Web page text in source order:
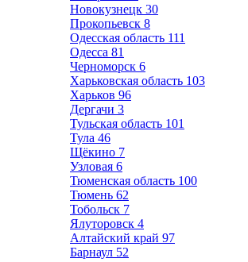
Новокузнецк 30
Прокопьевск 8
Одесская область 111
Одесса 81
Черноморск 6
Харьковская область 103
Харьков 96
Дергачи 3
Тульская область 101
Тула 46
Щёкино 7
Узловая 6
Тюменская область 100
Тюмень 62
Тобольск 7
Ялуторовск 4
Алтайский край 97
Барнаул 52